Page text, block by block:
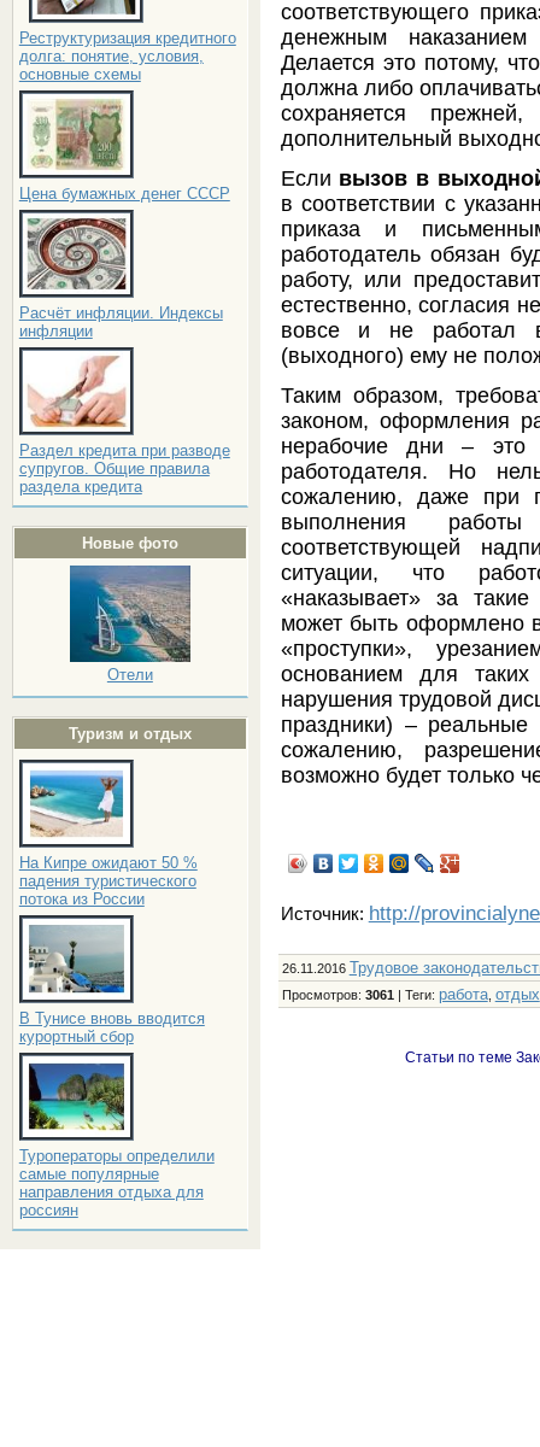
Реструктуризация кредитного
долга: понятие, условия,
основные схемы
Цена бумажных денег СССР
Расчёт инфляции. Индексы
инфляции
Раздел кредита при разводе
супругов. Общие правила
раздела кредита
Новые фото
Отели
Туризм и отдых
На Кипре ожидают 50 %
падения туристического
потока из России
В Тунисе вновь вводится
курортный сбор
Туроператоры определили
самые популярные
направления отдыха для
россиян
соответствующего
денежным
Делается это потому,
должна либо
сохраняется
дополнительный
Если вызов в
в соответствии с
приказа и
работодатель обязан
работу, или
естественно, согласия
вовсе и не работал
(выходного) ему не
Таким образом,
законом, оформления
нерабочие дни – это
работодателя. Но
сожалению, даже при
выполнения
соответствующей
ситуации, что
«наказывает» за
может быть оформлено
«проступки»,
основанием для
нарушения трудовой
праздники) –
сожалению,
возможно будет только
Источник: http://
26.11.2016 Трудовое
Просмотров: 3061| Теги: работа, отдых
Статьи по теме